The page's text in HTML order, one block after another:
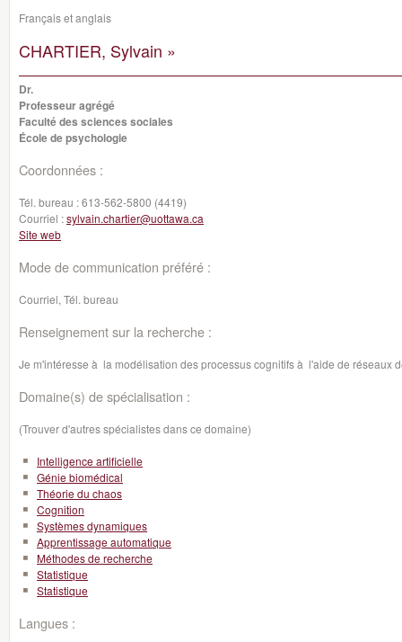
Français et anglais
CHARTIER, Sylvain »
Dr.
Professeur agrégé
Faculté des sciences sociales
École de psychologie
Coordonnées :
Tél. bureau :613-562-5800 (4419)
Courriel :sylvain.chartier@uottawa.ca
Site web
Mode de communication préféré :
Courriel, Tél. bureau
Renseignement sur la recherche :
Je m'intéresse à la modélisation des processus cognitifs à l'aide de réseaux
Domaine(s) de spécialisation :
(Trouver d'autres spécialistes dans ce domaine)
Intelligence artificielle
Génie biomédical
Théorie du chaos
Cognition
Systèmes dynamiques
Apprentissage automatique
Méthodes de recherche
Statistique
Statistique
Langues :